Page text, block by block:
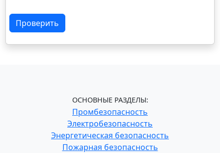
Проверить
ОСНОВНЫЕ РАЗДЕЛЫ:
Промбезопасность
Электробезопасность
Энергетическая безопасность
Пожарная безопасность